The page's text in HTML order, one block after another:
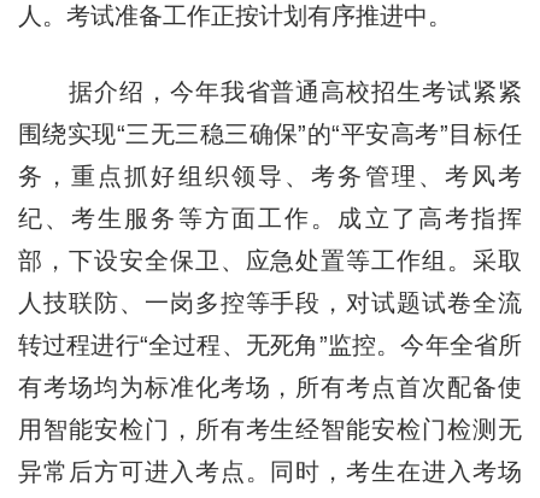
人。考试准备工作正按计划有序推进中。
据介绍，今年我省普通高校招生考试紧紧
围绕实现“三无三稳三确保”的“平安高考”目标任
务，重点抓好组织领导、考务管理、考风考
纪、考生服务等方面工作。成立了高考指挥
部，下设安全保卫、应急处置等工作组。采取
人技联防、一岗多控等手段，对试题试卷全流
转过程进行“全过程、无死角”监控。今年全省所
有考场均为标准化考场，所有考点首次配备使
用智能安检门，所有考生经智能安检门检测无
异常后方可进入考点。同时，考生在进入考场